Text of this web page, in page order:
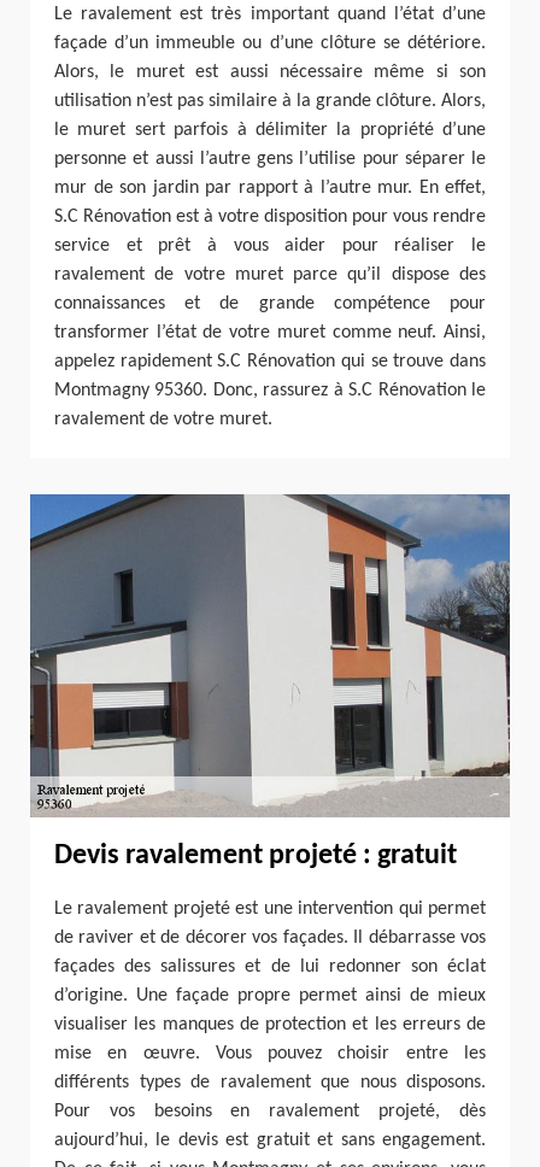
Le ravalement est très important quand l’état d’une
façade d’un immeuble ou d’une clôture se détériore.
Alors, le muret est aussi nécessaire même si son
utilisation n’est pas similaire à la grande clôture. Alors,
le muret sert parfois à délimiter la propriété d’une
personne et aussi l’autre gens l’utilise pour séparer le
mur de son jardin par rapport à l’autre mur. En effet,
S.C Rénovation est à votre disposition pour vous rendre
service et prêt à vous aider pour réaliser le
ravalement de votre muret parce qu’il dispose des
connaissances et de grande compétence pour
transformer l’état de votre muret comme neuf. Ainsi,
appelez rapidement S.C Rénovation qui se trouve dans
Montmagny 95360. Donc, rassurez à S.C Rénovation le
ravalement de votre muret.
Devis ravalement projeté : gratuit
Le ravalement projeté est une intervention qui permet
de raviver et de décorer vos façades. Il débarrasse vos
façades des salissures et de lui redonner son éclat
d’origine. Une façade propre permet ainsi de mieux
visualiser les manques de protection et les erreurs de
mise en œuvre. Vous pouvez choisir entre les
différents types de ravalement que nous disposons.
Pour vos besoins en ravalement projeté, dès
aujourd’hui, le devis est gratuit et sans engagement.